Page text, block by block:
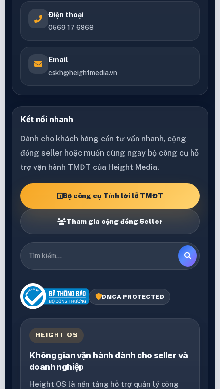
Điện thoại
0569 17 6868
Email
cskh@heightmedia.vn
Kết nối nhanh
Dành cho khách hàng cần tư vấn nhanh, cộng
đồng seller hoặc muốn dùng ngay bộ công cụ hỗ
trợ vận hành TMĐT của Height Media.
Bộ công cụ Tính lời lỗ TMĐT
Tham gia cộng đồng Seller
DMCA PROTECTED
HEIGHT OS
Không gian vận hành dành cho seller và
doanh nghiệp
Height OS là nền tảng hỗ trợ quản lý công